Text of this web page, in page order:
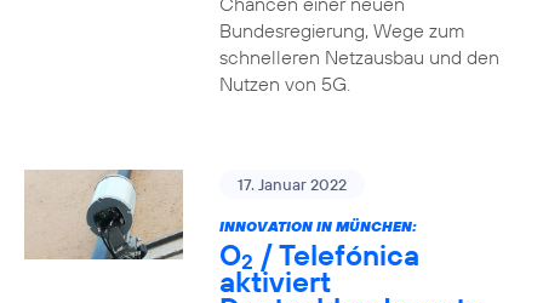
Bundesregierung, Wege zum
schnelleren Netzausbau und den
Nutzen von 5G.
17. Januar 2022
INNOVATION IN MÜNCHEN:
O2 / Telefónica
aktiviert